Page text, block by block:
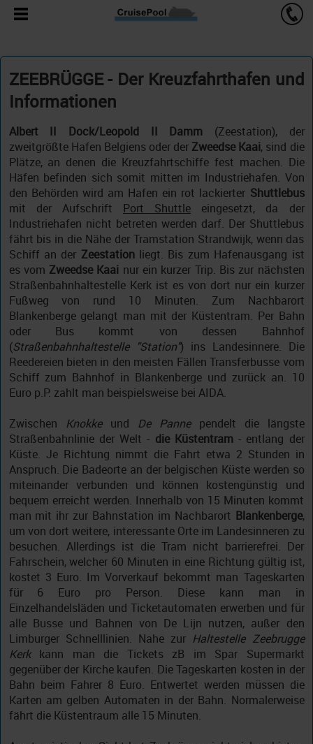
ZEEBRÜGGE - Der Kreuzfahrthafen und
Informationen
Albert II Dock/Leopold II Damm (Zeestation), der
zweitgrößte Hafen Belgiens oder der Zweedse Kaai, sind die
Plätze, an denen die Kreuzfahrtschiffe fest machen. Die
Häfen befinden sich somit mitten im Industriehafen. Von
den Behörden wird am Hafen ein rot lackierter Shuttlebus
mit der Aufschrift Port Shuttle eingesetzt, da der
Industriehafen nicht betreten werden darf. Der Shuttlebus
fährt bis in die Nähe der Tramstation Strandwijk, wenn das
Schiff an der Zeestation liegt. Bis zum Hafenausgang ist
es vom Zweedse Kaai nur ein kurzer Trip. Bis zur nächsten
Straßenbahnhaltestelle Kerk ist es von dort nur ein kurzer
Fußweg von rund 10 Minuten. Zum Nachbarort
Blankenberge gelangt man mit der Küstentram. Per Bahn
oder Bus kommt von dessen Bahnhof
(Straßenbahnhaltestelle "Station") ins Landesinnere. Die
Reedereien bieten in den meisten Fällen Transferbusse vom
Schiff zum Bahnhof in Blankenberge und zurück an. 10
Euro p.P. zahlt man beispielsweise bei AIDA.
Zwischen Knokke und De Pannependelt die längste
Straßenbahnlinie der Welt - die Küstentram- entlang der
Küste. Je Richtung nimmt die Fahrt etwa 2 Stunden in
Anspruch. Die Badeorte an der belgischen Küste werden so
miteinander verbunden und können kostengünstig und
bequem erreicht werden. Innerhalb von 15 Minuten kommt
man mit ihr zur Bahnstation im Nachbarort Blankenberge,
um von dort weitere, interessante Orte im Landesinneren zu
besuchen. Allerdings ist die Tram nicht barrierefrei. Der
Fahrschein, welcher 60 Minuten in eine Richtung gültig ist,
kostet 3 Euro. Im Vorverkauf bekommt man Tageskarten
für 6 Euro pro Person. Diese kann man in
Einzelhandelsläden und Ticketautomaten erwerben und für
alle Busse und Bahnen von De Lijn nutzen, außer den
Limburger Schnelllinien. Nahe zur Haltestelle Zeebrugge
Kerkkann man die Tickets zB im Spar Supermarkt
gegenüber der Kirche kaufen. Die Tageskarten kosten in der
Bahn beim Fahrer 8 Euro. Entwertet werden müssen die
Karten am gelben Automaten in der Bahn. Normalerweise
fährt die Küstentraum alle 15 Minuten.